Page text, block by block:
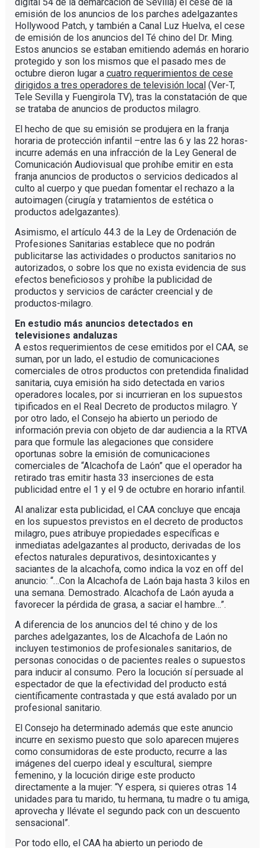
emisión de los anuncios de los parches adelgazantes
Hollywood Patch, y también a Canal Luz Huelva, el cese
de emisión de los anuncios del Té chino del Dr. Ming.
Estos anuncios se estaban emitiendo además en horario
protegido y son los mismos que el pasado mes de
octubre dieron lugar a cuatro requerimientos de cese
dirigidos a tres operadores de televisión local(Ver-T,
Tele Sevilla y Fuengirola TV), tras la constatación de que
se trataba de anuncios de productos milagro.
El hecho de que su emisión se produjera en la franja
horaria de protección infantil –entre las 6 y las 22 horas-
incurre además en una infracción de la Ley General de
Comunicación Audiovisual que prohíbe emitir en esta
franja anuncios de productos o servicios dedicados al
culto al cuerpo y que puedan fomentar el rechazo a la
autoimagen (cirugía y tratamientos de estética o
productos adelgazantes).
Asimismo, el artículo 44.3 de la Ley de Ordenación de
Profesiones Sanitarias establece que no podrán
publicitarse las actividades o productos sanitarios no
autorizados, o sobre los que no exista evidencia de sus
efectos beneficiosos y prohíbe la publicidad de
productos y servicios de carácter creencial y de
productos-milagro.
En estudio más anuncios detectados en
televisiones andaluzas
A estos requerimientos de cese emitidos por el CAA, se
suman, por un lado, el estudio de comunicaciones
comerciales de otros productos con pretendida finalidad
sanitaria, cuya emisión ha sido detectada en varios
operadores locales, por si incurrieran en los supuestos
tipificados en el Real Decreto de productos milagro. Y
por otro lado, el Consejo ha abierto un periodo de
información previa con objeto de dar audiencia a la RTVA
para que formule las alegaciones que considere
oportunas sobre la emisión de comunicaciones
comerciales de “Alcachofa de Laón” que el operador ha
retirado tras emitir hasta 33 inserciones de esta
publicidad entre el 1 y el 9 de octubre en horario infantil.
Al analizar esta publicidad, el CAA concluye que encaja
en los supuestos previstos en el decreto de productos
milagro, pues atribuye propiedades específicas e
inmediatas adelgazantes al producto, derivadas de los
efectos naturales depurativos, desintoxicantes y
saciantes de la alcachofa, como indica la voz en off del
anuncio: “…Con la Alcachofa de Laón baja hasta 3 kilos en
una semana. Demostrado. Alcachofa de Laón ayuda a
favorecer la pérdida de grasa, a saciar el hambre…”.
A diferencia de los anuncios del té chino y de los
parches adelgazantes, los de Alcachofa de Laón no
incluyen testimonios de profesionales sanitarios, de
personas conocidas o de pacientes reales o supuestos
para inducir al consumo. Pero la locución sí persuade al
espectador de que la efectividad del producto está
científicamente contrastada y que está avalado por un
profesional sanitario.
El Consejo ha determinado además que este anuncio
incurre en sexismo puesto que solo aparecen mujeres
como consumidoras de este producto, recurre a las
imágenes del cuerpo ideal y escultural, siempre
femenino, y la locución dirige este producto
directamente a la mujer: “Y espera, si quieres otras 14
unidades para tu marido, tu hermana, tu madre o tu amiga,
aprovecha y llévate el segundo pack con un descuento
sensacional”.
Por todo ello, el CAA ha abierto un periodo de